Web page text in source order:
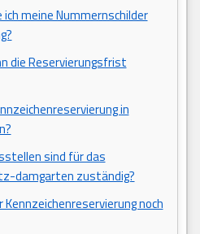
meine Nummernschilder
die Reservierungsfrist
in
sind für das
damgarten zuständig?
noch